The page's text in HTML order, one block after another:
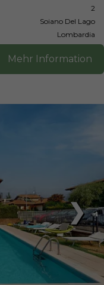
2
Soiano Del Lago
Lombardia
Mehr Information
❯